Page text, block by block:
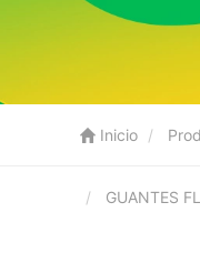
Inicio
GUANTES